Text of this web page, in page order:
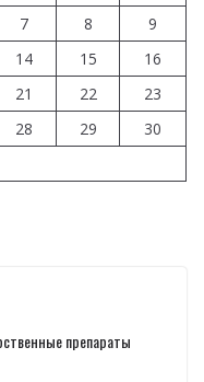
7 8
9
14 15
16
21 22
23
28 29
30
препараты